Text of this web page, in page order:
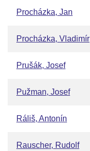
Procházka, Jan
Procházka, Vladimír
Prušák, Josef
Pužman, Josef
Ráliš, Antonín
Rauscher, Rudolf